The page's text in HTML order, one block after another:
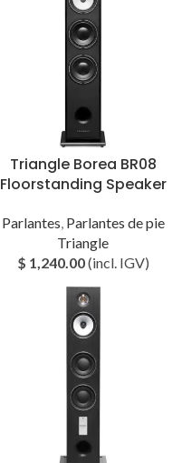
Triangle Borea BR08
Floorstanding Speaker
Parlantes, Parlantes de pie
Triangle
$ 1,240.00(incl. IGV)